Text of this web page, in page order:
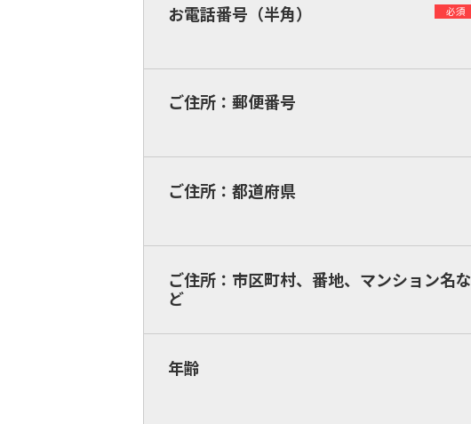
お電話番号（半角） 必須
ご住所：郵便番号
ご住所：都道府県
ご住所：市区町村、番地、マンション名な
ど
年齢